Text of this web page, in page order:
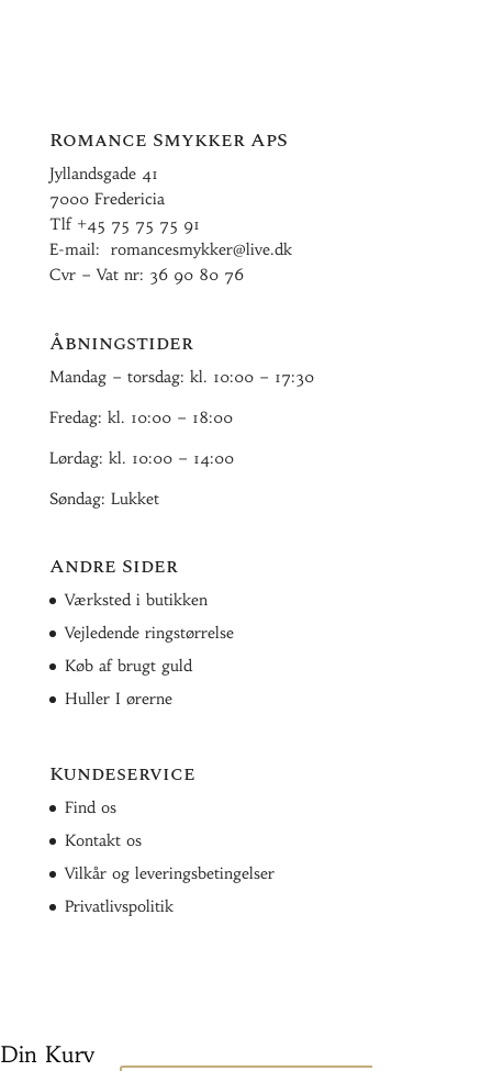
Romance Smykker ApS
Jyllandsgade 41
7000 Fredericia
Tlf +45 75 75 75 91
E-mail: romancesmykker@live.dk
Cvr – Vat nr: 36 90 80 76
Åbningstider
Mandag – torsdag: kl. 10:00 – 17:30
Fredag: kl. 10:00 – 18:00
Lørdag: kl. 10:00 – 14:00
Søndag: Lukket
Andre Sider
Værksted i butikken
Vejledende ringstørrelse
Køb af brugt guld
Huller I ørerne
Kundeservice
Find os
Kontakt os
Vilkår og leveringsbetingelser
Privatlivspolitik
Din Kurv